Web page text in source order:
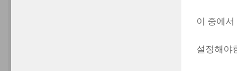
이 중에
설정해야